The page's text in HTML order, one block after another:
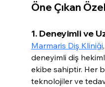
Öne Çıkan
1. Deneyimli ve
Marmaris Diş Kliniği
deneyimli diş
ekibe sahiptir. Her
teknolojiler ve